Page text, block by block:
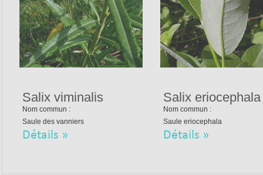
Salix viminalis
Nom commun :
Saule des vanniers
Détails »
Salix eriocephala
Nom commun :
Saule eriocephala
Détails »
Disons que… tout avis
😉🌾
Merci du fond du
cette année.
Vous êtes des centaines
privilège qu’on ne prend
On vous souhaite un été